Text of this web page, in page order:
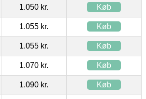
1.050 kr. Køb
1.055 kr. Køb
1.055 kr. Køb
1.070 kr. Køb
1.090 kr. Køb